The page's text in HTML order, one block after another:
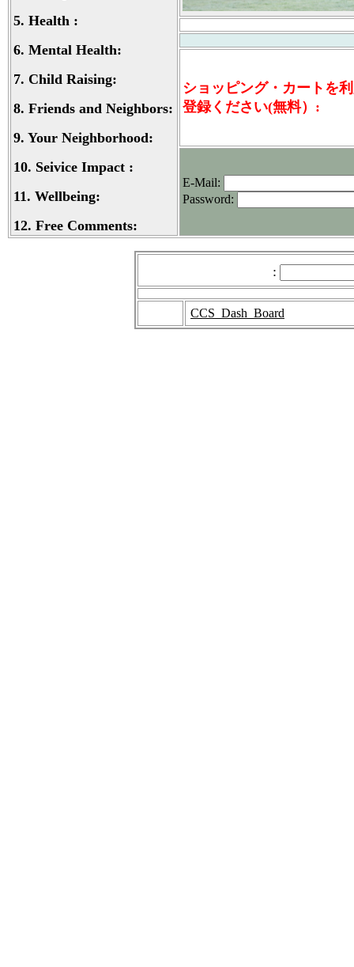
5. Health :
6. Mental Health:
7. Child Raising:
8. Friends and Neighbors:
9. Your Neighborhood:
10. Seivice Impact :
11. Wellbeing:
12. Free Comments:
ショッピング・カートを
登録ください(無料）:
E-Mail:
Password:
:
CCS_Dash_Board